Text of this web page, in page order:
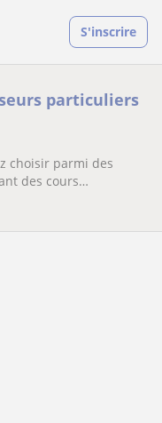
S'inscrire
particuliers
choisir parmi des
des cours